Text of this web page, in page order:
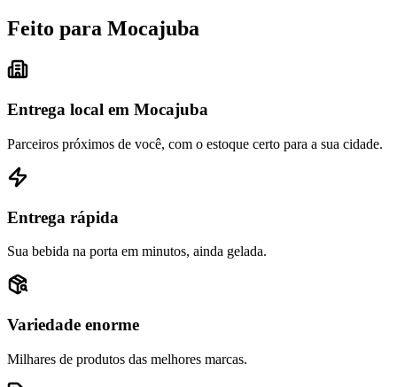
Feito para Mocajuba
Entrega local em Mocajuba
Parceiros próximos de você, com o estoque certo para a sua cidade.
Entrega rápida
Sua bebida na porta em minutos, ainda gelada.
Variedade enorme
Milhares de produtos das melhores marcas.